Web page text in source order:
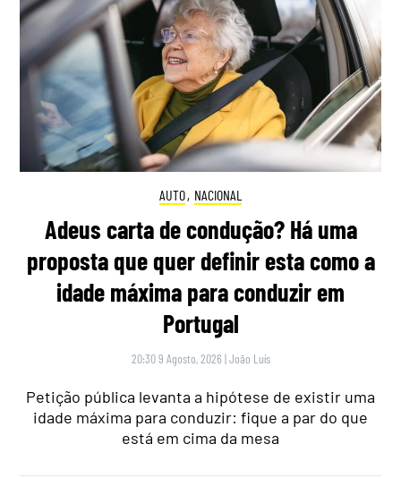
AUTO, NACIONAL
Adeus carta de condução? Há uma
proposta que quer definir esta como a
idade máxima para conduzir em
Portugal
20:30 9 Agosto, 2026 |João Luís
Petição pública levanta a hipótese de existir uma
idade máxima para conduzir: fique a par do que
está em cima da mesa